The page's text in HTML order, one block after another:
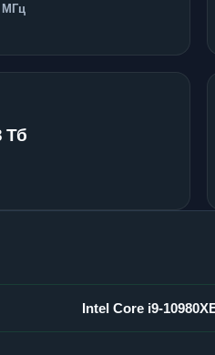
МГц
Тб
Intel Core i9-